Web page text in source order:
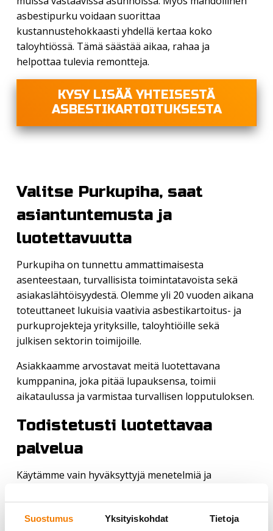
Suostumus Yksityiskohdat Tietoja
asbestipurku voidaan suorittaa
kustannustehokkaasti yhdellä kertaa koko
taloyhtiössä. Tämä säästää aikaa, rahaa ja
helpottaa tulevia remontteja.
KYSY LISÄÄ YHTEISESTÄ
ASBESTIKARTOITUKSESTA
Valitse Purkupiha, saat
asiantuntemusta ja
luotettavuutta
Purkupiha on tunnettu ammattimaisesta
asenteestaan, turvallisista toimintatavoista sekä
asiakaslähtöisyydestä. Olemme yli 20 vuoden aikana
toteuttaneet lukuisia vaativia asbestikartoitus- ja
purkuprojekteja yrityksille, taloyhtiöille sekä
julkisen sektorin toimijoille.
Asiakkaamme arvostavat meitä luotettavana
kumppanina, joka pitää lupauksensa, toimii
aikataulussa ja varmistaa turvallisen lopputuloksen.
Todistetusti luotettavaa
palvelua
Käytämme vain hyväksyttyjä menetelmiä ja
turvallisuuden ja laadun. Noudatamme kaikessa
toiminnassamme uusimman lainsäädännön